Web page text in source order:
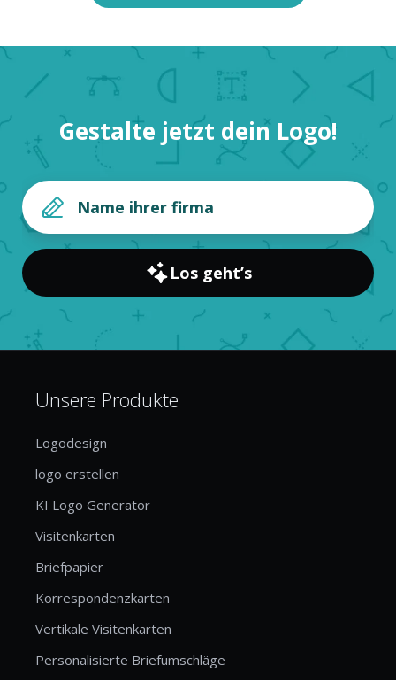
Gestalte jetzt dein Logo!
Los geht’s
Unsere Produkte
Logodesign
logo erstellen
KI Logo Generator
Visitenkarten
Briefpapier
Korrespondenzkarten
Vertikale Visitenkarten
Personalisierte Briefumschläge